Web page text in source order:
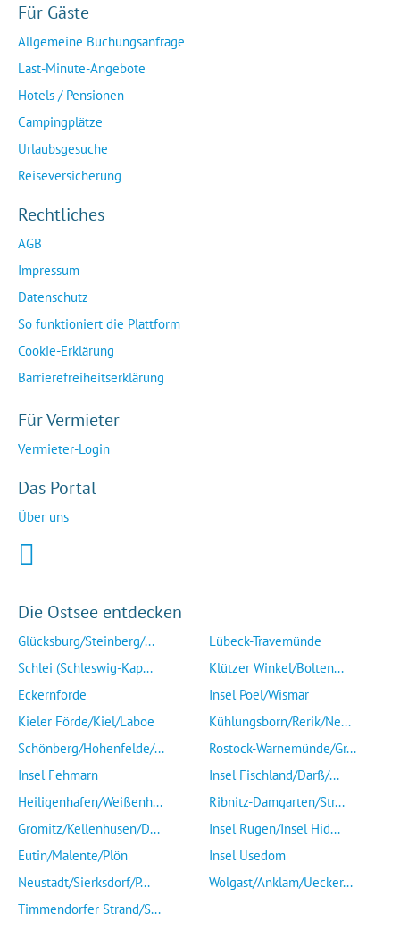
Für Gäste
Allgemeine Buchungsanfrage
Last-Minute-Angebote
Hotels / Pensionen
Campingplätze
Urlaubsgesuche
Reiseversicherung
Rechtliches
AGB
Impressum
Datenschutz
So funktioniert die Plattform
Cookie-Erklärung
Barrierefreiheitserklärung
Für Vermieter
Vermieter-Login
Das Portal
Über uns
Die Ostsee entdecken
Glücksburg/Steinberg/...
Schlei (Schleswig-Kap...
Eckernförde
Kieler Förde/Kiel/Laboe
Schönberg/Hohenfelde/...
Insel Fehmarn
Heiligenhafen/Weißenh...
Grömitz/Kellenhusen/D...
Eutin/Malente/Plön
Neustadt/Sierksdorf/P...
Timmendorfer Strand/S...
Lübeck-Travemünde
Klützer Winkel/Bolten...
Insel Poel/Wismar
Kühlungsborn/Rerik/Ne...
Rostock-Warnemünde/Gr...
Insel Fischland/Darß/...
Ribnitz-Damgarten/Str...
Insel Rügen/Insel Hid...
Insel Usedom
Wolgast/Anklam/Uecker...